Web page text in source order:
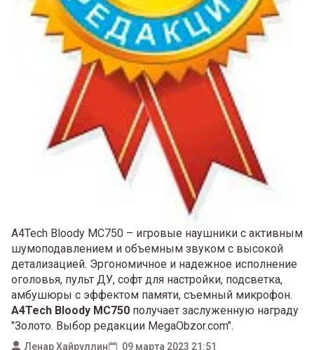
A4Tech Bloody MC750 – игровые наушники с активным
шумоподавлением и объемным звуком с высокой
детализацией. Эргономичное и надежное исполнение
оголовья, пульт ДУ, софт для настройки, подсветка,
амбушюры с эффектом памяти, съемный микрофон.
A4Tech Bloody MC750 получает заслуженную награду
"Золото. Выбор редакции MegaObzor.com".
Ленар Хайруллин 09 марта 2023 21:51